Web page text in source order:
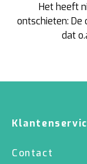
Het heeft
ontschieten:
dat
Contact